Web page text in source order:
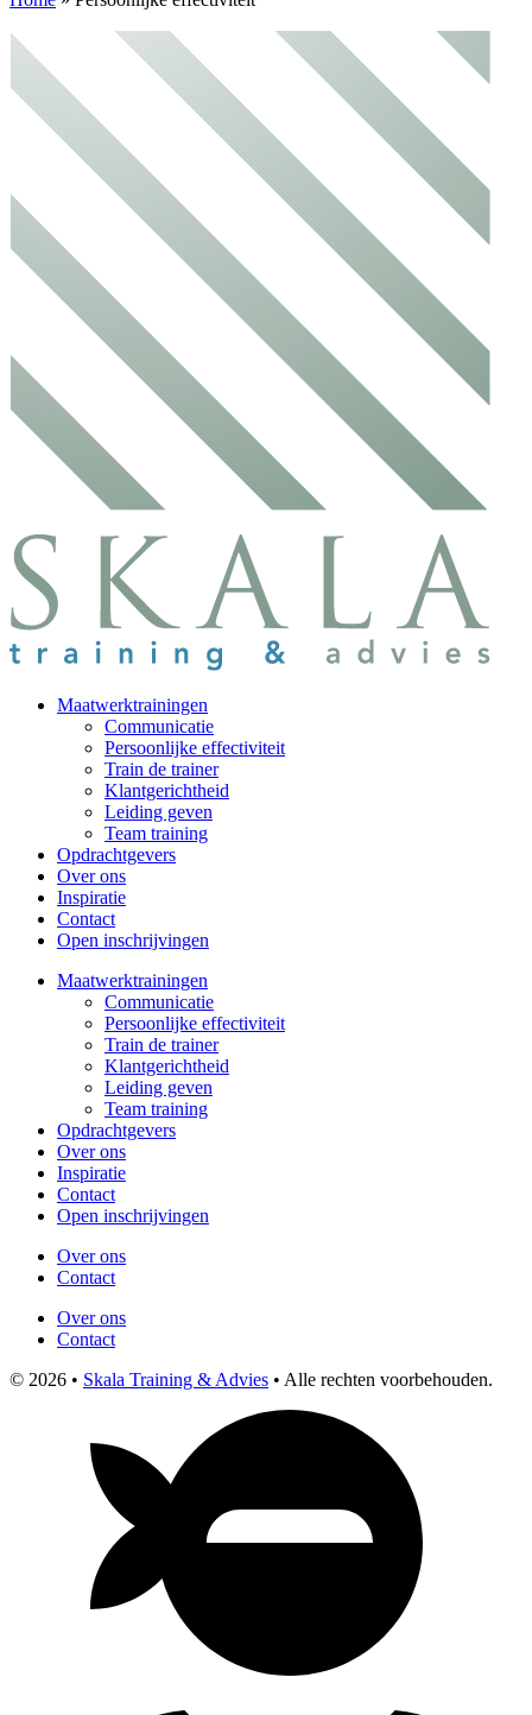
Maatwerktrainingen
Communicatie
Persoonlijke effectiviteit
Train de trainer
Klantgerichtheid
Leiding geven
Team training
Opdrachtgevers
Over ons
Inspiratie
Contact
Open inschrijvingen
Maatwerktrainingen
Communicatie
Persoonlijke effectiviteit
Train de trainer
Klantgerichtheid
Leiding geven
Team training
Opdrachtgevers
Over ons
Inspiratie
Contact
Open inschrijvingen
Over ons
Contact
Over ons
Contact
© 2026 • Skala Training & Advies • Alle rechten voorbehouden.